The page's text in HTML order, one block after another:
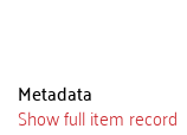
Metadata
Show full item record